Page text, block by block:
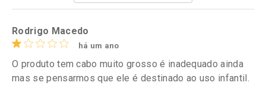
Por R$ 55,19/cada
Por R$ 15,19/cada
Rodrigo Macedo
há um ano
O produto tem cabo muito grosso é inadequado ainda
mas se pensarmos que ele é destinado ao uso infantil.